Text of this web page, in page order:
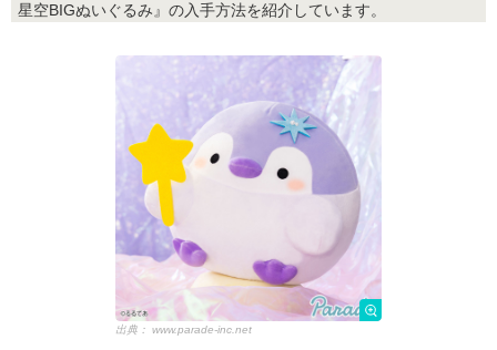
星空BIGぬいぐるみ』の入手方法を紹介しています。
出典： www.parade-inc.net